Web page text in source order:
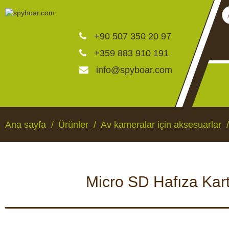
+90 507 350 20 97
+359 883 910 191
info@spyboar.com
AV KAMERALARI
CANLI GÖRÜNTÜLÜ
Av kameraları
CCTV kameraları
Ana sayfa Ürünler Av kameralar için aksesuarlar
Micro SD Hafıza